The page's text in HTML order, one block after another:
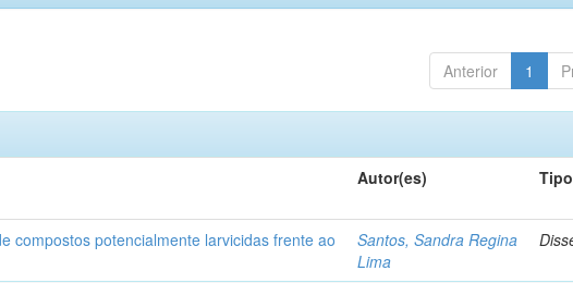
Anterior 1
Autor(es) Tipo
compostos potencialmente larvicidas frente ao
Santos, Sandra Regina
Lima